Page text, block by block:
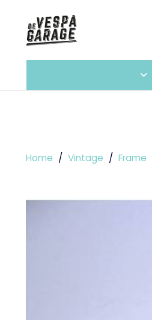
Home / Vintage / Frame